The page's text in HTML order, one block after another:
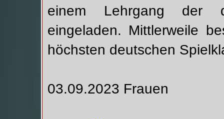
einem Lehrgang der
eingeladen. Mittlerweile
höchsten deutschen
03.09.2023 Frauen